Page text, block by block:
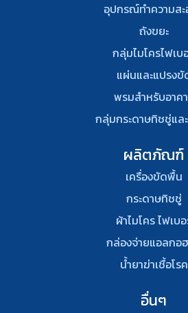
อุปกรณ์ทําความสะ
ถังขยะ
กลุ่มไมโครไฟเบ
แผ่นและแปรงขั
พรมสําหรับอาค
กลุ่มกระดาษทิชชู่แล
ผลิตภัณฑ์
เครื่องขัดพื้น
กระดาษทิชชู่
ผ้าไมโคร ไฟเบ
กล่องจ่ายแอลกอ
น้ำยาฆ่าเชื้อโรค
อื่นๆ